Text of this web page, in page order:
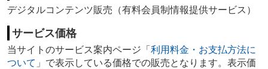
デジタルコンテンツ販売（有料会員制情報提供サービス）
サービス価格
当サイトのサービス案内ページ「利用料金・お支払方法に
ついて 」で表示している価格での販売となります。表示価